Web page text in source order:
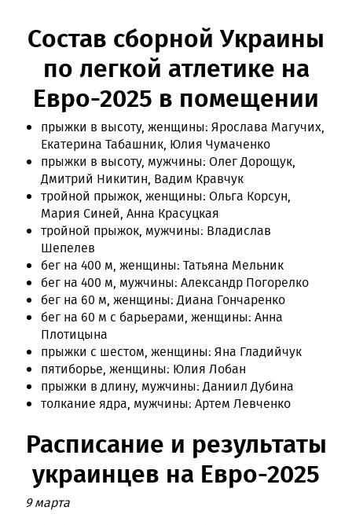
Состав сборной Украины
по легкой атлетике на
Евро-2025 в помещении
прыжки в высоту, женщины: Ярослава Магучих,
Екатерина Табашник, Юлия Чумаченко
прыжки в высоту, мужчины: Олег Дорощук,
Дмитрий Никитин, Вадим Кравчук
тройной прыжок, женщины: Ольга Корсун,
Мария Синей, Анна Красуцкая
тройной прыжок, мужчины: Владислав
Шепелев
бег на 400 м, женщины: Татьяна Мельник
бег на 400 м, мужчины: Александр Погорелко
бег на 60 м, женщины: Диана Гончаренко
бег на 60 м с барьерами, женщины: Анна
Плотицына
прыжки с шестом, женщины: Яна Гладийчук
пятиборье, женщины: Юлия Лобан
прыжки в длину, мужчины: Даниил Дубина
толкание ядра, мужчины: Артем Левченко
Расписание и результаты
украинцев на Евро-2025
9 марта